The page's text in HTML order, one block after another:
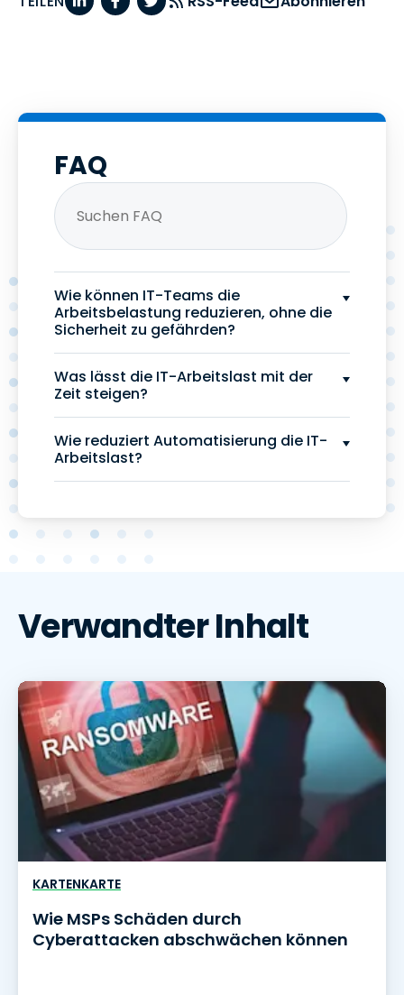
FAQ
Wie können IT-Teams die
Arbeitsbelastung reduzieren, ohne die
Sicherheit zu gefährden?
Was lässt die IT-Arbeitslast mit der
Zeit steigen?
Wie reduziert Automatisierung die IT-
Arbeitslast?
Verwandter Inhalt
KARTENKARTE
Wie MSPs Schäden durch
Cyberattacken abschwächen können